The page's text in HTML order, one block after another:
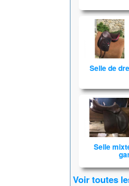
Selle de
Selle
Voir toutes